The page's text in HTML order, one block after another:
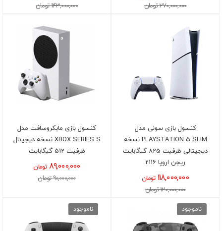
270,000,000 تومان 143,000,000 تومان
کنسول بازی سونی مدل
PLAYSTATION 5 SLIM نسخه
دیجیتالی ظرفیت 825 گیگابایت
ریجن اروپا 2116
118,000,000 تومان
120,000,000 تومان
کنسول بازی مایکروسافت مدل
XBOX SERIES S نسخه دیجیتال
ظرفیت 512 گیگابایت
89,000,000 تومان
90,000,000 تومان
ناموجود ناموجود